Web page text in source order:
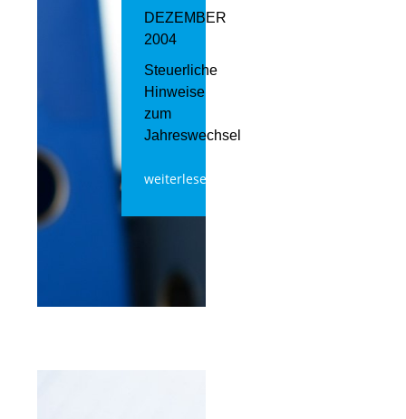
DEZEMBER
2004
Steuerliche
Hinweise
zum
Jahreswechsel
weiterlesen